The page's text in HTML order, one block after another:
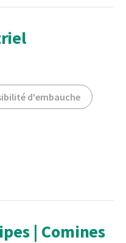
d'embauche
| Comines